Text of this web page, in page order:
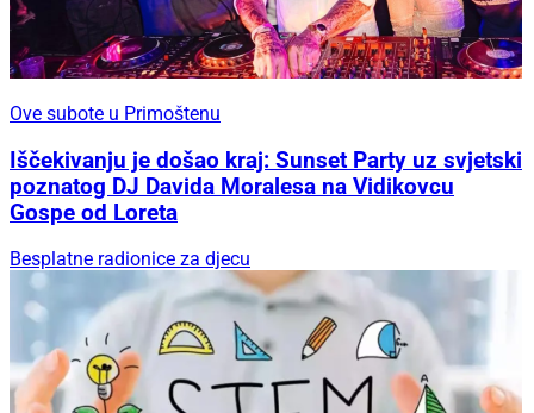
Ove subote u Primoštenu
Iščekivanju je došao kraj: Sunset Party uz svjetski
poznatog DJ Davida Moralesa na Vidikovcu
Gospe od Loreta
Besplatne radionice za djecu